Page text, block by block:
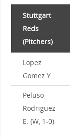
Stuttgart
Reds
(Pitchers)
Lopez
Gomez Y.
Peluso
Rodriguez
E. (W, 1-0)